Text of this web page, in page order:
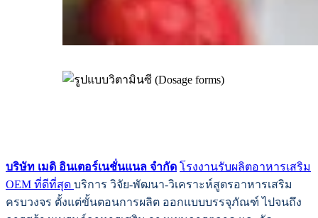
บริษัท เมดิ อินเตอร์เนชั่นแนล จำกัด โรงงานรับผลิตอาหารเสริม
OEM ที่ดีที่สุด บริการ วิจัย-พัฒนา-วิเคราะห์สูตรอาหารเสริม
ครบวงจร ตั้งแต่ขั้นตอนการผลิต ออกแบบบรรจุภัณฑ์ ไปจนถึง